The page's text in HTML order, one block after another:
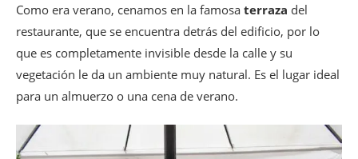
Como era verano, cenamos en la famosa terraza del
restaurante, que se encuentra detrás del edificio, por lo
que es completamente invisible desde la calle y su
vegetación le da un ambiente muy natural. Es el lugar ideal
para un almuerzo o una cena de verano.